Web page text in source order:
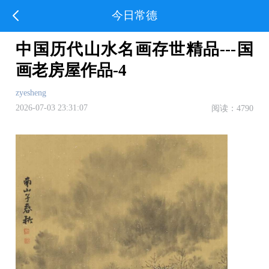
今日常德
中国历代山水名画存世精品---国
画老房屋作品-4
zyesheng
2026-07-03 23:31:07
阅读：4790